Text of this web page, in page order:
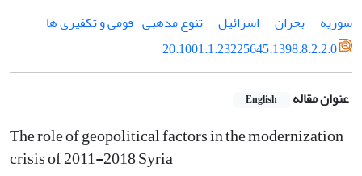
سوریه
بحران اسرائیل
تنوع مذهبی- قومی و تکفیری ها
20.1001.1.23225645.1398.8.2.2.0
عنوان مقاله English
The role of geopolitical factors in the modernization
crisis of 2011-2018 Syria